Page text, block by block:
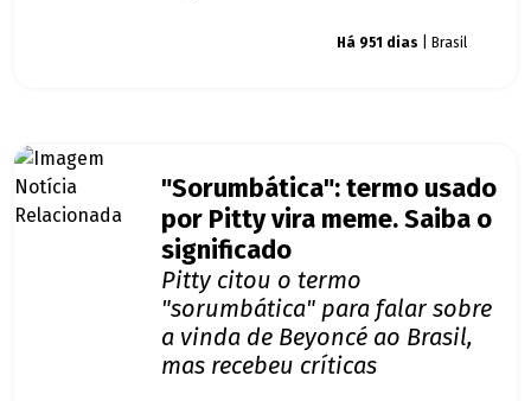
Há 951 dias | Brasil
"Sorumbática": termo usado
por Pitty vira meme. Saiba o
significado
Pitty citou o termo
"sorumbática" para falar sobre
a vinda de Beyoncé ao Brasil,
mas recebeu críticas